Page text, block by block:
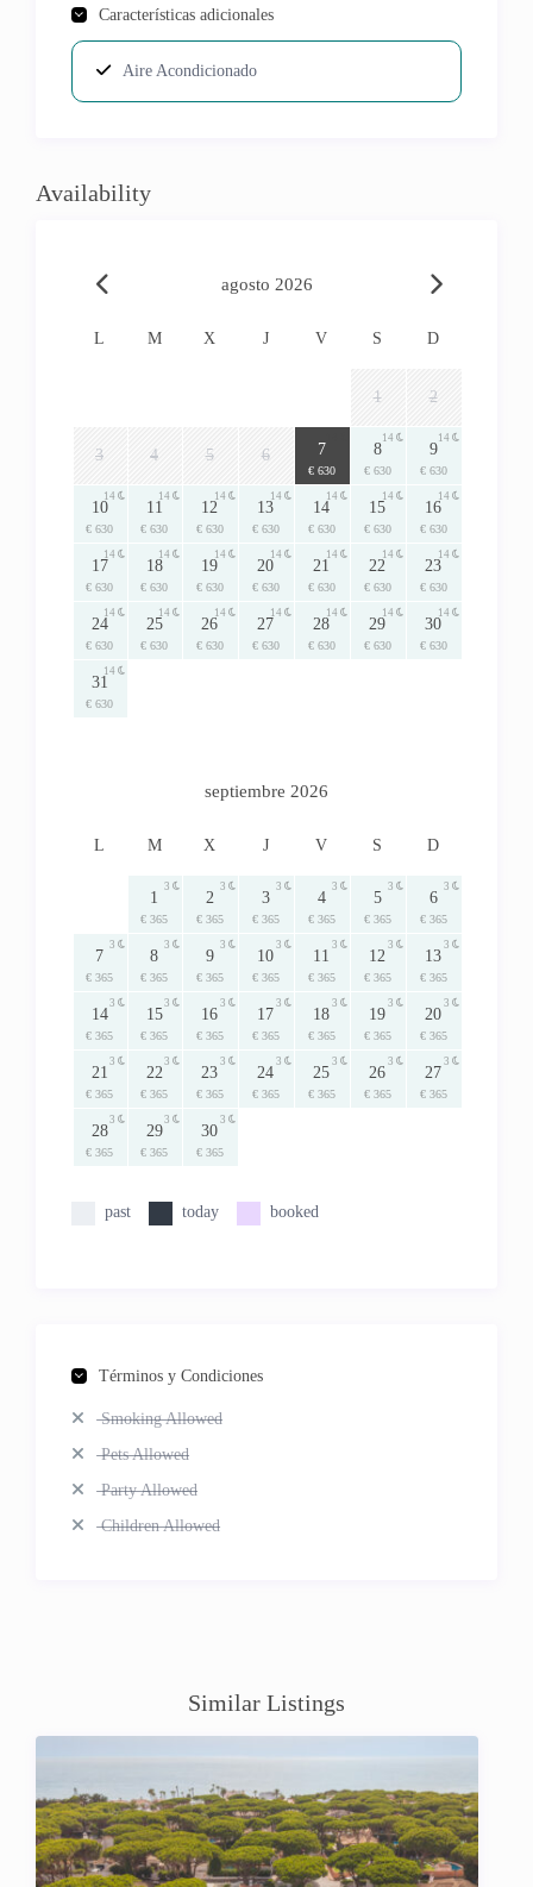
Características adicionales
Aire Acondicionado
Availability
agosto 2026
L M X J V S D
1 2
3 4 5 6 7
€ 630
8
€ 630
14
9
€ 630
14
10
€ 630
14
11
€ 630
14
12
€ 630
14
13
€ 630
14
14
€ 630
14
15
€ 630
14
16
€ 630
14
17
€ 630
14
18
€ 630
14
19
€ 630
14
20
€ 630
14
21
€ 630
14
22
€ 630
14
23
€ 630
14
24
€ 630
14
25
€ 630
14
26
€ 630
14
27
€ 630
14
28
€ 630
14
29
€ 630
14
30
€ 630
14
31
€ 630
14
septiembre 2026
L M X J V S D
1
€ 365
3
2
€ 365
3
3
€ 365
3
4
€ 365
3
5
€ 365
3
6
€ 365
3
7
€ 365
3
8
€ 365
3
9
€ 365
3
10
€ 365
3
11
€ 365
3
12
€ 365
3
13
€ 365
3
14
€ 365
3
15
€ 365
3
16
€ 365
3
17
€ 365
3
18
€ 365
3
19
€ 365
3
20
€ 365
3
21
€ 365
3
22
€ 365
3
23
€ 365
3
24
€ 365
3
25
€ 365
3
26
€ 365
3
27
€ 365
3
28
€ 365
3
29
€ 365
3
30
€ 365
3
past today booked
Términos y Condiciones
Smoking Allowed
Pets Allowed
Party Allowed
Children Allowed
Similar Listings